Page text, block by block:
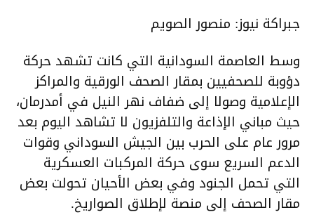
جبراكة نيوز: منصور الصويم
وسط العاصمة السودانية التي كانت تشهد حركة
دؤوبة للصحفيين بمقار الصحف الورقية والمراكز
الإعلامية وصولا إلى ضفاف نهر النيل في أمدرمان،
حيث مباني الإذاعة والتلفزيون لا تشاهد اليوم بعد
مرور عام على الحرب بين الجيش السوداني وقوات
الدعم السريع سوى حركة المركبات العسكرية
التي تحمل الجنود وفي بعض الأحيان تحولت بعض
مقار الصحف إلى منصة لإطلاق الصواريخ.